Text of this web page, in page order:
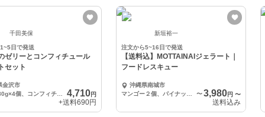
千田美保
日で発送
ゼリーとコンフィチュール
セット
金沢市
ゼリー180g×4個、コンフィチュール120g×1瓶、50g×1瓶
4,710円
+送料690円
新垣裕一
注文から5~16日で発送
【送料込】MOTTAINAIジェラート｜
フードレスキュー
沖縄県南城市
〜 3,980円〜
送料込み